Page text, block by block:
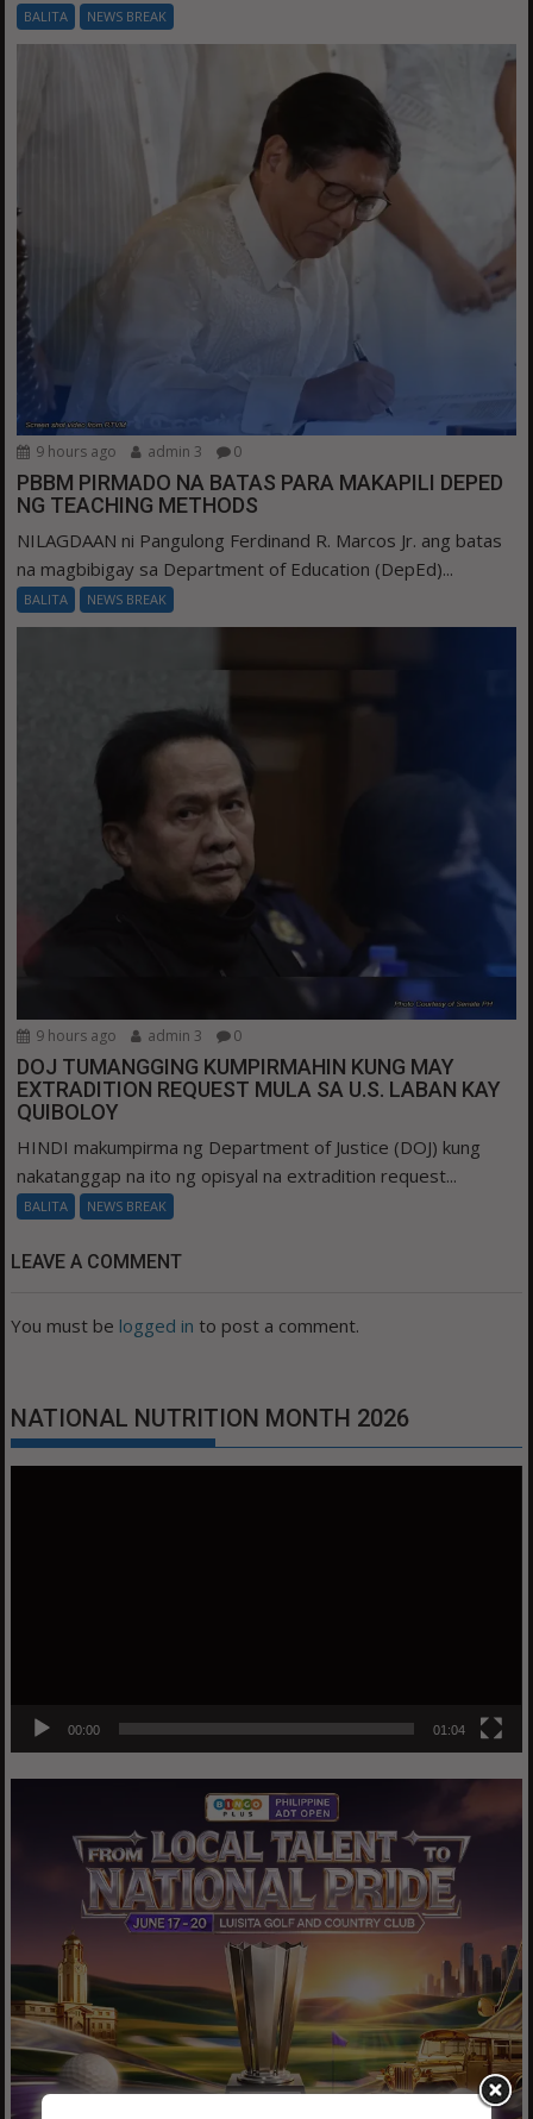
BALITA NEWS BREAK
9 hours ago admin 3 0
PBBM PIRMADO NA BATAS PARA MAKAPILI DEPED
NG TEACHING METHODS
NILAGDAAN ni Pangulong Ferdinand R. Marcos Jr. ang batas
na magbibigay sa Department of Education (DepEd)...
BALITA NEWS BREAK
9 hours ago admin 3 0
DOJ TUMANGGING KUMPIRMAHIN KUNG MAY
EXTRADITION REQUEST MULA SA U.S. LABAN KAY
QUIBOLOY
HINDI makumpirma ng Department of Justice (DOJ) kung
nakatanggap na ito ng opisyal na extradition request...
BALITA NEWS BREAK
LEAVE A COMMENT
You must be logged in to post a comment.
NATIONAL NUTRITION MONTH 2026
00:00 01:04